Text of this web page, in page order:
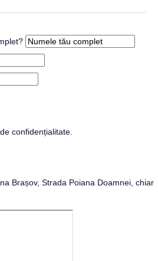
confidențialitate
Brașov, Strada Poiana Doamnei, chiar